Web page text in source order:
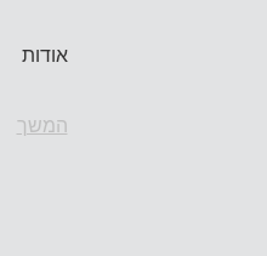
אודות
המשך